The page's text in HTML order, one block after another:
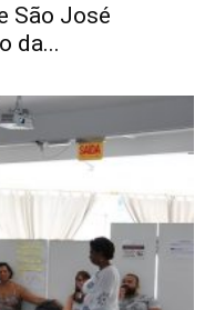
São José
da...